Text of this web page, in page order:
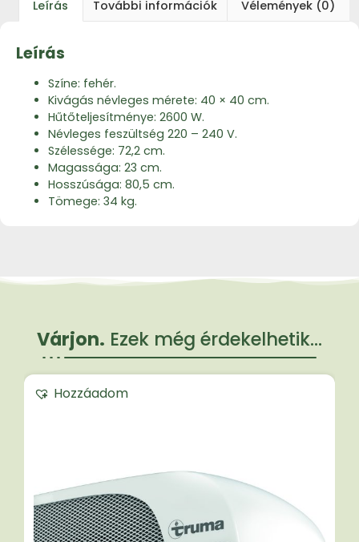
Leírás További információk Vélemények (0)
Leírás
Színe: fehér.
Kivágás névleges mérete: 40 × 40 cm.
Hűtőteljesítménye: 2600 W.
Névleges feszültség 220 – 240 V.
Szélessége: 72,2 cm.
Magassága: 23 cm.
Hosszúsága: 80,5 cm.
Tömege: 34 kg.
Várjon. Ezek még érdekelhetik...
Hozzáadom